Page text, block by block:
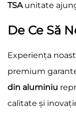
TSA unitate
De Ce Să
Experiența
premium
din aluminiu
calitate și